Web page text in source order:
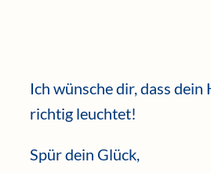
Ich wünsche dir, dass dein
richtig leuchtet!
Spür dein Glück,